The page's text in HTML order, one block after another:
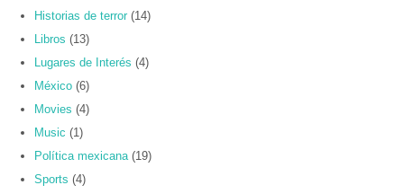
Historias de terror (14)
Libros (13)
Lugares de Interés (4)
México (6)
Movies (4)
Music (1)
Política mexicana (19)
Sports (4)